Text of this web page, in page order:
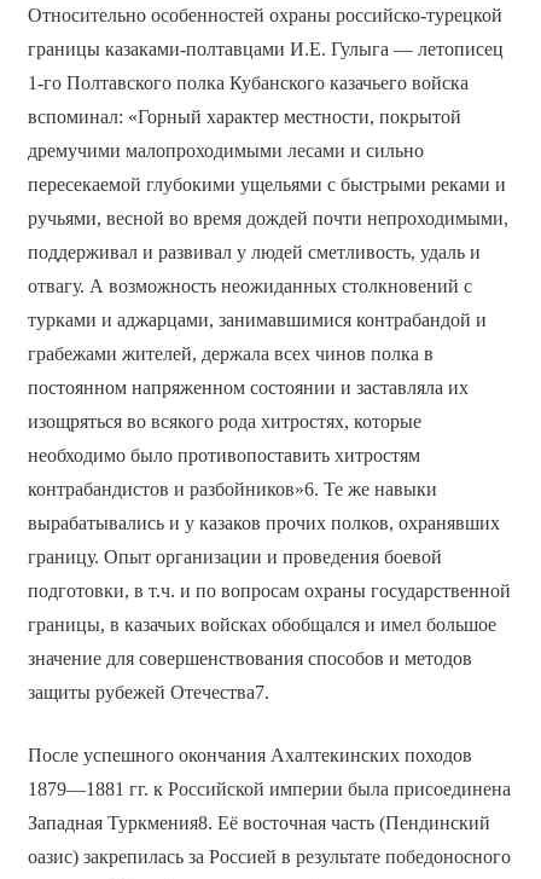
Относительно особенностей охраны российско-турецкой
границы казаками-полтавцами И.Е. Гулыга — летописец
1-го Полтавского полка Кубанского казачьего войска
вспоминал: «Горный характер местности, покрытой
дремучими малопроходимыми лесами и сильно
пересекаемой глубокими ущельями с быстрыми реками и
ручьями, весной во время дождей почти непроходимыми,
поддерживал и развивал у людей сметливость, удаль и
отвагу. А возможность неожиданных столкновений с
турками и аджарцами, занимавшимися контрабандой и
грабежами жителей, держала всех чинов полка в
постоянном напряженном состоянии и заставляла их
изощряться во всякого рода хитростях, которые
необходимо было противопоставить хитростям
контрабандистов и разбойников»6. Те же навыки
вырабатывались и у казаков прочих полков, охранявших
границу. Опыт организации и проведения боевой
подготовки, в т.ч. и по вопросам охраны государственной
границы, в казачьих войсках обобщался и имел большое
значение для совершенствования способов и методов
защиты рубежей Отечества7.
После успешного окончания Ахалтекинских походов
1879—1881 гг. к Российской империи была присоединена
Западная Туркмения8. Её восточная часть (Пендинский
оазис) закрепилась за Россией в результате победоносного